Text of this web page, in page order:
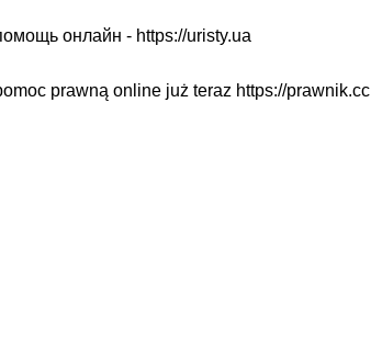
онлайн - https://uristy.ua
prawną online już teraz https://prawnik.cc